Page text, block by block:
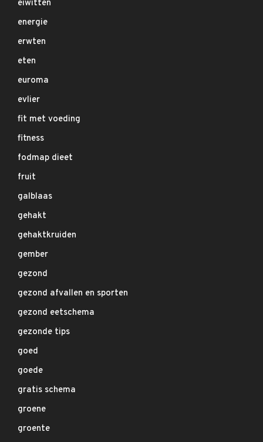
eiwitten
energie
erwten
eten
euroma
evlier
fit met voeding
fitness
fodmap dieet
fruit
galblaas
gehakt
gehaktkruiden
gember
gezond
gezond afvallen en sporten
gezond eetschema
gezonde tips
goed
goede
gratis schema
groene
groente